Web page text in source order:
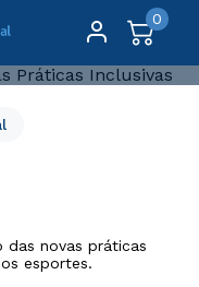
0
das novas práticas
esportes.